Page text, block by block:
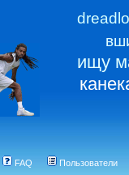
ищу
FAQ Пользователи